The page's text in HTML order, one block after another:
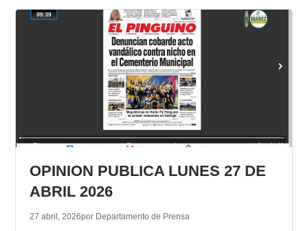
OPINION PUBLICA LUNES 27 DE
ABRIL 2026
27 abril, 2026por Departamento de Prensa